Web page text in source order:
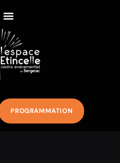
PROGRAMMATION